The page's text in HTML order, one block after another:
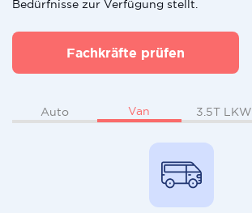
Bedürfnisse zur Verfügung stellt.
Fachkräfte prüfen
Auto Van 3.5T LKW